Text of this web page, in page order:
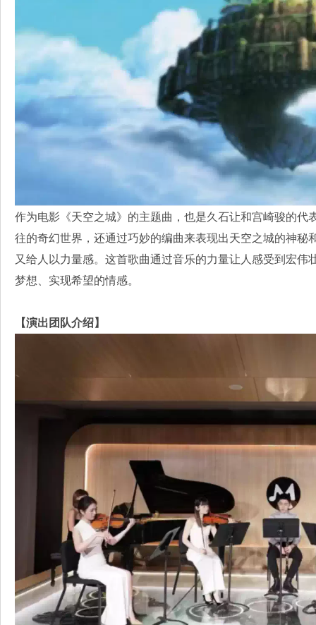
作为电影《天空之城》的主题曲，也是久石让和宫崎骏的代
往的奇幻世界，还通过巧妙的编曲来表现出天空之城的神秘
又给人以力量感。这首歌曲通过音乐的力量让人感受到宏伟
梦想、实现希望的情感。
【演出团队介绍】